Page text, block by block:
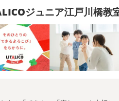
ジュニア江戸川橋教